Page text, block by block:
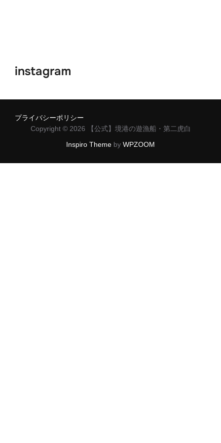
instagram
プライバシーポリシー
Copyright © 2026 【公式】境港の遊漁船・第二虎白
Inspiro Theme by WPZOOM